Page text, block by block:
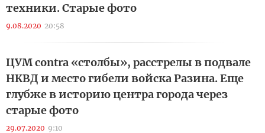
техники. Старые фото
9.08.2020 20:58
ЦУМ contra «столбы», расстрелы в подвале
НКВД и место гибели войска Разина. Еще
глубже в историю центра города через
старые фото
29.07.2020 9:10